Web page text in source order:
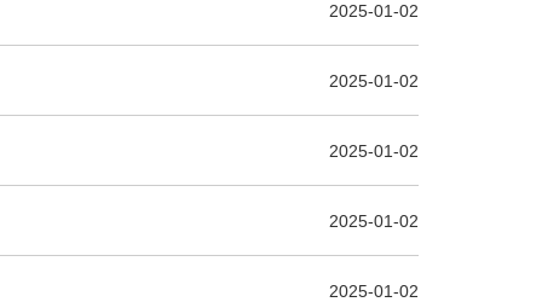
2025-01-02
2025-01-02
2025-01-02
2025-01-02
2025-01-02